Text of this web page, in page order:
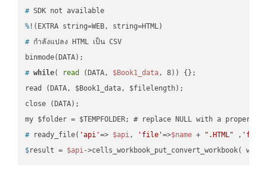
# SDK not available
% !(EXTRA string=WEB, string=HTML)
# กำลังแปลง HTML เป็น CSV
# while( read (DATA, $Book1_data, 8)) {};
read (DATA, $Book1_data, $filelength);
close (DATA);
# ready_file( 'api'=> $api, 'file'=>$name + ".HTML" ,
$result = $api->cells_workbook_put_convert_workbook(